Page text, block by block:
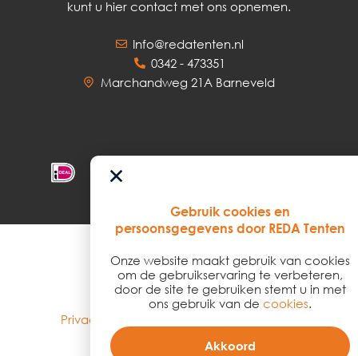
kunt u hier contact met ons opnemen.
Info@redatenten.nl
0342 - 473351
Marchandweg 21A Barneveld
© 2026
Privacy policy
Gebruik cookies en
persoonsgegevens door REDA Tenten
Onze website maakt gebruik van cookies
om de gebruikservaring te verbeteren,
door de site te gebruiken stemt u in met
ons gebruik van de cookies.
Akkoord